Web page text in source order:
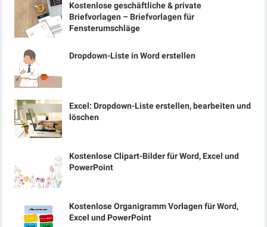
Kostenlose geschäftliche & private
Briefvorlagen – Briefvorlagen für
Fensterumschläge
Dropdown-Liste in Word erstellen
Excel: Dropdown-Liste erstellen, bearbeiten und
löschen
Kostenlose Clipart-Bilder für Word, Excel und
PowerPoint
Kostenlose Organigramm Vorlagen für Word,
Excel und PowerPoint